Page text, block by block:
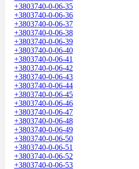
+3803740-0-06-35
+3803740-0-06-36
+3803740-0-06-37
+3803740-0-06-38
+3803740-0-06-39
+3803740-0-06-40
+3803740-0-06-41
+3803740-0-06-42
+3803740-0-06-43
+3803740-0-06-44
+3803740-0-06-45
+3803740-0-06-46
+3803740-0-06-47
+3803740-0-06-48
+3803740-0-06-49
+3803740-0-06-50
+3803740-0-06-51
+3803740-0-06-52
+3803740-0-06-53